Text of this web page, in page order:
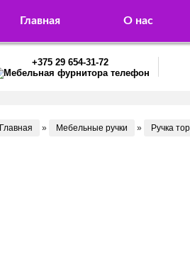
Главная О нас
+375 29 654-31-72
Главная » Мебельные ручки » Ручка